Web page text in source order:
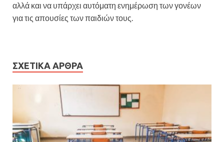
αλλά και να υπάρχει αυτόματη ενημέρωση των γονέων
για τις απουσίες των παιδιών τους.
ΣΧΕΤΙΚΆ ΆΡΘΡΑ